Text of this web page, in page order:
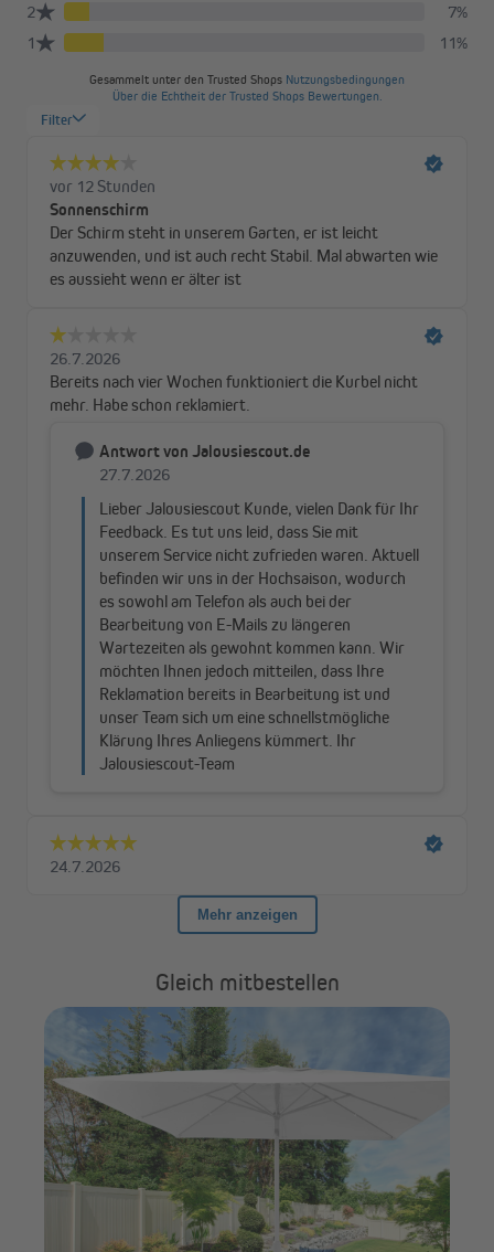
Zum Kurbeln und Knicken
Alle interpara-Modelle, egal ob in der ∅-3,5-m- oder der 3-x-3-
m-Variante, sind mit einer Handkurbel ausgestattet. Durch das
Seilzugsystem kannst du den Schirm leichtgängig in jede
beliebige Position kurbeln. Da der interpara ein knickbarer
Sonnenschirm ist, lässt er sich in zwei Richtungen neigen,
sodass du nicht immer den gesamten Schirm verschieben
musst, wenn die Sonne weiterwandert.
Air Vent – die Frischluftgarantie
und so bei starkem Wind einen stabileren Stand hat. Bei
Windstille sorgt die Belüftung für angenehme Frische, weil
warme Luft durch die Belüftung oben entweicht.
Gleich mitbestellen